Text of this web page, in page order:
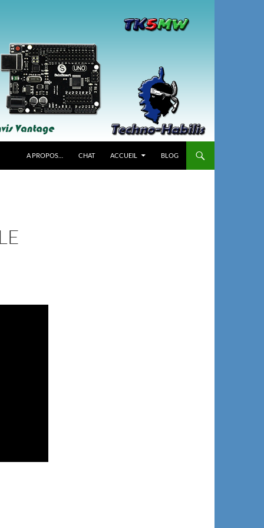
A PROPOS… CHAT ACCUEIL BLOG